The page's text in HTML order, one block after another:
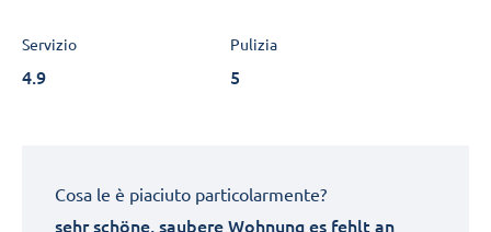
Servizio
4.9
Pulizia
5
Cosa le è piaciuto particolarmente?
sehr schöne, saubere Wohnung es fehlt an